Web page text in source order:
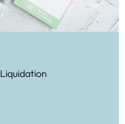
Liquidation